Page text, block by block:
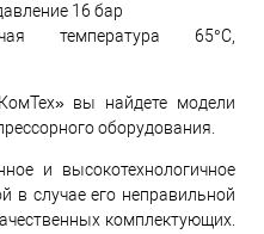
16 бар
температура 65°С,
вы найдете модели
оборудования.
и высокотехнологичное
в случае его неправильной
комплектующих.